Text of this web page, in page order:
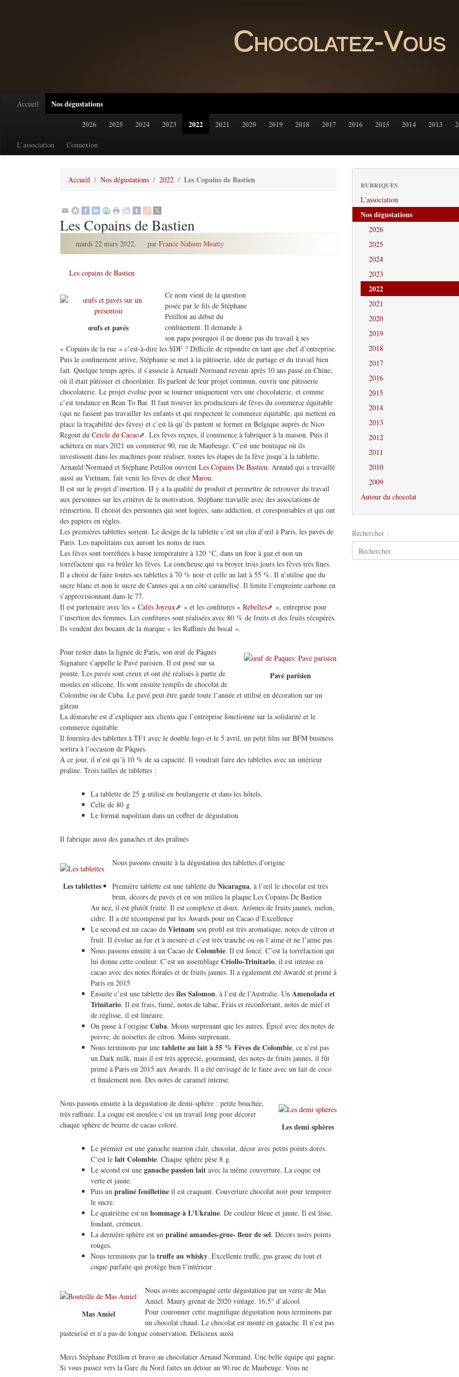
Chocolatez-Vous
Accueil
Nos dégustations
2026
2025 2024 2023 2022 2021 2020 2019 2018 2017 2016 2015 2014 2013
L’association Connexion
Accueil Nos dégustations 2022 Les Copains de Bastien
Les Copains de Bastien
mardi 22 mars 2022, par France Nahum Moatty
Les copains de Bastien
œufs et pavés
Ce nom vient de la question
posée par le fils de Stéphane
Petillon au début du
confinement. Il demande à
son papa pourquoi il ne donne pas du travail à ses
« Copains de la rue » c’est-à-dire les SDF ? Difficile de répondre en tant que chef d’entreprise.
Puis le confinement arrive, Stéphanie se met à la pâtisserie, idée de partage et du travail bien
fait. Quelque temps après, il s’associe à Arnault Normand revenu après 10 ans passé en Chine,
où il était pâtissier et chocolatier. Ils parlent de leur projet commun, ouvrir une pâtisserie
chocolaterie. Le projet évolue pour se tourner uniquement vers une chocolaterie, et comme
c’est tendance en Bean To Bar. Il faut trouver les producteurs de fèves du commerce équitable
(qui ne fassent pas travailler les enfants et qui respectent le commerce équitable, qui mettent en
place la traçabilité des fèves) et c’est là qu’ils partent se former en Belgique auprès de Nico
Regout du Cercle du Cacao
. Les fèves reçues, il commence à fabriquer à la maison. Puis il
achètera en mars 2021 un commerce 90, rue de Maubeuge. C’est une boutique où ils
investissent dans les machines pour réaliser, toutes les étapes de la fève jusqu’à la tablette.
Arnauld Normand et Stéphane Petillon ouvrent Les Copains De Bastien. Arnaud qui a travaillé
aussi au Vietnam, fait venir les fèves de chez Marou.
Il est sur le projet d’insertion. II y a la qualité du produit et permettre de retrouver du travail
aux personnes sur les critères de la motivation. Stéphane travaille avec des associations de
réinsertion. Il choisit des personnes qui sont logées, sans addiction, et coresponsables et qui ont
des papiers en règles.
Les premières tablettes sortent. Le design de la tablette c’est un clin d’œil à Paris, les pavés de
Paris. Les napolitains eux auront les noms de rues.
Les fèves sont torréfiées à basse température à 120 °C, dans un four à gaz et non un
torréfacteur qui va brûler les fèves. La concheuse qui va broyer trois jours les fèves très fines.
Il a choisi de faire toutes ses tablettes à 70 % noir et celle au lait à 55 %. Il n’utilise que du
sucre blanc et non le sucre de Cannes qui a un côté caramélisé. Il limite l’empreinte carbone en
s’approvisionnant dans le 77.
Il est partenaire avec les « Cafés Joyeux » et les confitures « Rebelles
», entreprise pour
l’insertion des femmes. Les confitures sont réalisées avec 80 % de fruits et des fruits récupérés.
Ils vendent des bocaux de la marque « les Raffinés du bocal ».
Pavé parisien
Pour rester dans la lignée de Paris, son œuf de Pâques
Signature s’appelle le Pavé parisien. Il est posé sur sa
pointe. Les pavés sont creux et ont été réalisés à partir de
moules en silicone. Ils sont ensuite remplis de chocolat de
Colombie ou de Cuba. Le pavé peut être gardé toute l’année et utilisé en décoration sur un
gâteau
La démarche est d’expliquer aux clients que l’entreprise fonctionne sur la solidarité et le
commerce équitable
Il fournira des tablettes à TF1 avec le double logo et le 5 avril, un petit film sur BFM business
sortira à l’occasion de Pâques.
À ce jour, il n’est qu’à 10 % de sa capacité. Il voudrait faire des tablettes avec un intérieur
praline. Trois tailles de tablettes :
La tablette de 25 g utilisé en boulangerie et dans les hôtels.
Celle de 80 g
Le format napolitain dans un coffret de dégustation
Il fabrique aussi des ganaches et des pralinés
Les tablettes
Nous passons ensuite à la dégustation des tablettes d’origine
Première tablette est une tablette du Nicaragua, à l’œil le chocolat est très
brun, décors de pavés et en son milieu la plaque Les Copains De Bastien
Au nez, il est plutôt fruité. Il est complexe et doux. Arômes de fruits jaunes, melon,
cidre. Il a été récompensé par les Awards pour un Cacao d’Excellence
Le second est un cacao du Vietnam son profil est très aromatique, notes de citron et
fruit. Il évolue au fur et à mesure et c’est très tranché ou on l’aime et ne l’aime pas
Nous passons ensuite à un Cacao de Colombie. Il est foncé. C’est la torréfaction qui
lui donne cette couleur. C’est un assemblage Criollo-Trinitario, il est intense en
cacao avec des notes florales et de fruits jaunes. Il a également été Awardé et primé à
Paris en 2015
Ensuite c’est une tablette des îles Salomon, à l’est de l’Australie. Un Amenolada et
Trinitario. Il est frais, fumé, notes de tabac, Frais et réconfortant, notes de miel et
de réglisse, il est linéaire.
On passe à l’origine Cuba. Moins surprenant que les autres. Épicé avec des notes de
poivre, de noisettes de citron. Moins surprenant.
Nous terminons par une tablette au lait à 55 % Fèves de Colombie, ce n’est pas
un Dark milk, mais il est très apprécié, gourmand, des notes de fruits jaunes, il fût
primé à Paris en 2015 aux Awards. Il a été envisagé de le faire avec un lait de coco
et finalement non. Des notes de caramel intense.
Les demi sphères
Nous passons ensuite à la dégustation de demi-sphère : petite bouchée,
très raffinée. La coque est moulée c’est un travail long pour décorer
chaque sphère de beurre de cacao coloré.
Le premier est une ganache marron clair, chocolat, décor avec petits points dorés.
C’est le lait Colombie. Chaque sphère pèse 8 g.
Le second est une ganache passion lait avec la même couverture. La coque est
verte et jaune.
Puis un praliné feuilletine il est craquant. Couverture chocolat noir pour temporer
le sucre.
Le quatrième est un hommage à L’Ukraine. De couleur bleue et jaune. Il est lisse,
fondant, crémeux.
La dernière sphère est un praliné amandes-grue- fleur de sel. Décors noirs points
rouges.
Nous terminons par la truffe au whisky. Excellente truffe, pas grasse du tout et
coque parfaite qui protège bien l’intérieur
Mas Amiel
Nous avons accompagné cette dégustation par un verre de Mas
Amiel. Maury grenat de 2020 vintage. 16,5° d’alcool
Pour couronner cette magnifique dégustation nous terminons par
un chocolat chaud. Le chocolat est monté en ganache. Il n’est pas
pasteurisé et n’a pas de longue conservation. Délicieux aussi
Merci Stéphane Petillon et bravo au chocolatier Arnaud Normand. Une belle équipe qui gagne.
Si vous passez vers la Gare du Nord faites un détour au 90 rue de Maubeuge. Vous ne
RUBRIQUES
L’association
Nos dégustations
2026
2025
2024
2023
2022
2021
2020
2019
2018
2017
2016
2015
2014
2013
2012
2011
2010
2009
Autour du chocolat
Rechercher :